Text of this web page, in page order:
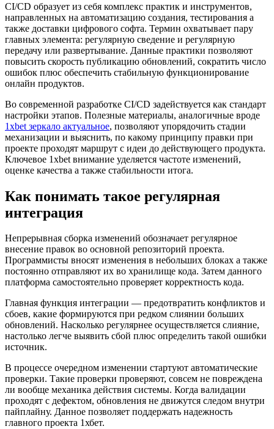
CI/CD образует из себя комплекс практик и инструментов,
направленных на автоматизацию создания, тестирования а
также доставки цифрового софта. Термин охватывает пару
главных элемента: регулярную сведение и регулярную
передачу или развертывание. Данные практики позволяют
повысить скорость публикацию обновлений, сократить число
ошибок плюс обеспечить стабильную функционирование
онлайн продуктов.
Во современной разработке CI/CD задействуется как стандарт
настройки этапов. Полезные материалы, аналогичные вроде
1xbet зеркало актуальное, позволяют упорядочить стадии
механизации и выяснить, по какому принципу правки при
проекте проходят маршрут с идеи до действующего продукта.
Ключевое 1xbet внимание уделяется частоте изменений,
оценке качества а также стабильности итога.
Как понимать такое регулярная
интеграция
Непрерывная сборка изменений обозначает регулярное
внесение правок во основной репозиторий проекта.
Программисты вносят изменения в небольших блоках а также
постоянно отправляют их во хранилище кода. Затем данного
платформа самостоятельно проверяет корректность кода.
Главная функция интеграции — предотвратить конфликтов и
сбоев, какие формируются при редком слиянии больших
обновлений. Насколько регулярнее осуществляется слияние,
настолько легче выявить сбой плюс определить такой ошибки
источник.
В процессе очередном изменении стартуют автоматические
проверки. Такие проверки проверяют, совсем не повреждена
ли вообще механика действия системы. Когда валидации
проходят с дефектом, обновления не движутся следом внутри
пайплайну. Данное позволяет поддержать надежность
главного проекта 1хбет.